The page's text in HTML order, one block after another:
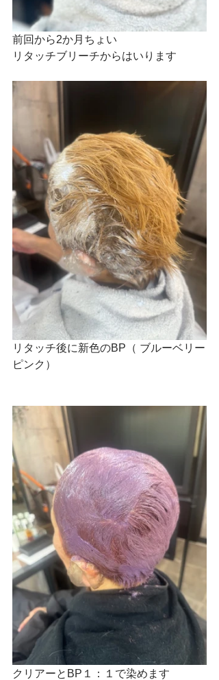
前回から2か月ちょい
リタッチブリーチからはいります
リタッチ後に新色のBP（ ブルーベリー
ピンク）
クリアーとBP１：１で染めます